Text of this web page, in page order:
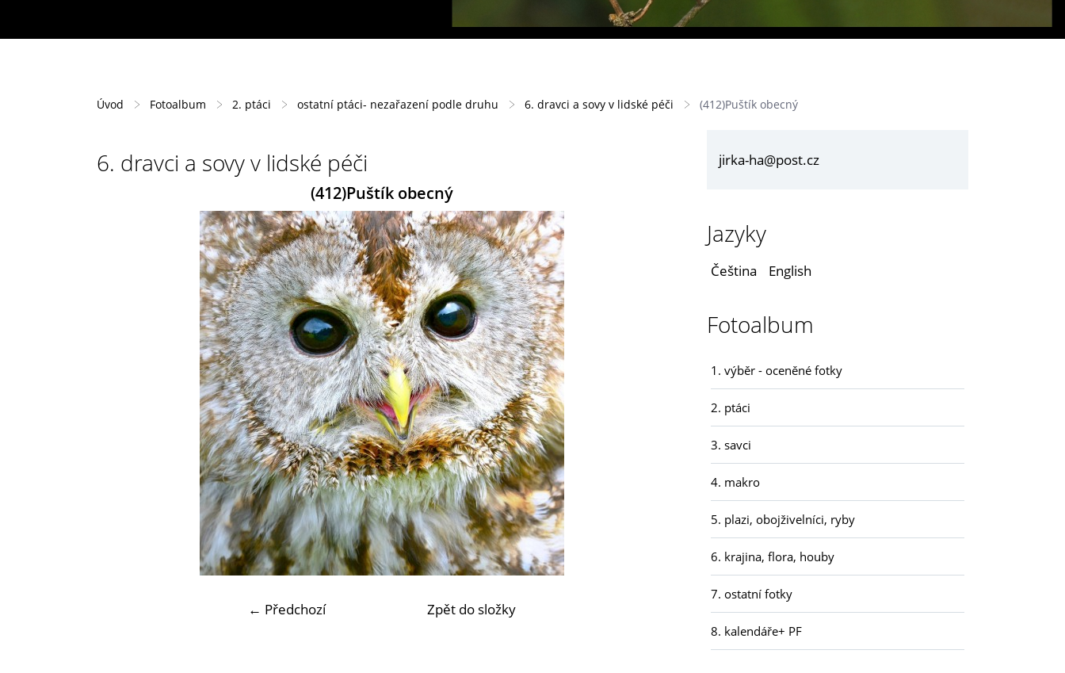
Úvod Fotoalbum 2. ptáci ostatní ptáci- nezařazení podle druhu 6. dravci a sovy v lidské péči (412)Puštík obecný
6. dravci a sovy v lidské péči
(412)Puštík obecný
← Předchozí Zpět do složky
jirka-ha@post.cz
Jazyky
Čeština English
Fotoalbum
1. výběr - oceněné fotky
2. ptáci
3. savci
4. makro
5. plazi, obojživelníci, ryby
6. krajina, flora, houby
7. ostatní fotky
8. kalendáře+ PF